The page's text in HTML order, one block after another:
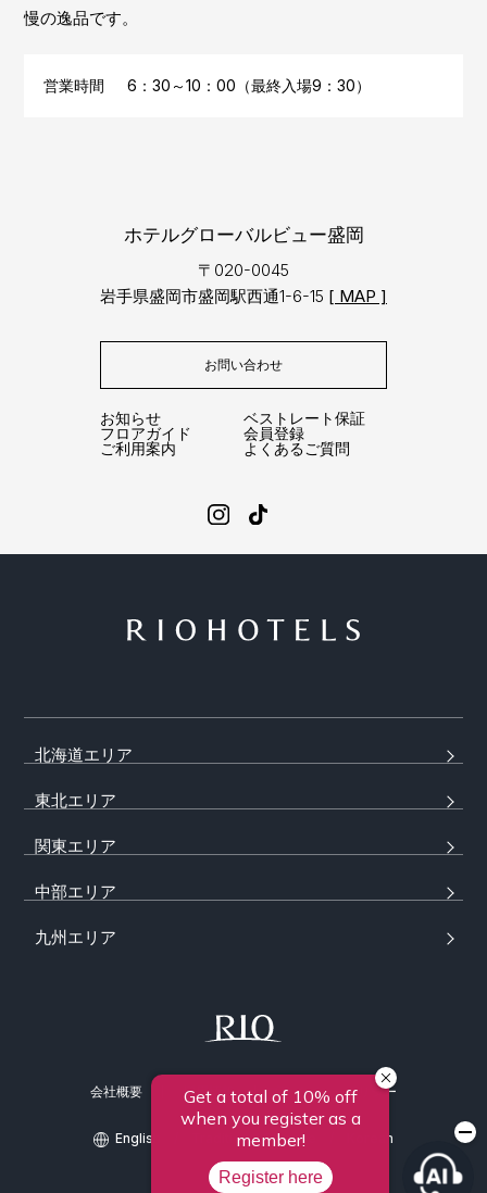
慢の逸品です。
営業時間 6：30～10：00（最終入場9：30）
ホテルグローバルビュー盛岡
〒020-0045
岩手県盛岡市盛岡駅西通1-6-15 [ MAP ]
お問い合わせ
お知らせ
フロアガイド
ご利用案内
よくあるご質問
ベストレート保証
会員登録
北海道エリア
東北エリア
関東エリア
中部エリア
九州エリア
会社概要 採用情報 プライバシーポリシー
English Traditional Chinese Korean